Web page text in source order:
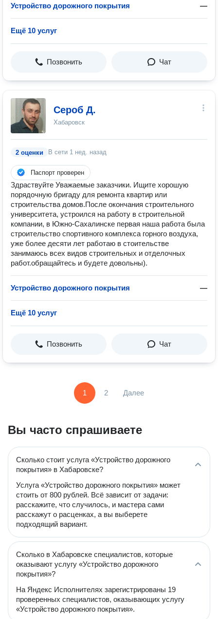
Устройство дорожного покрытия —
Ещё 10 услуг
Позвонить Чат
Сероб Д.
Хабаровск
2 оценки В сети 1 нед. назад
Паспорт проверен
Здраствуйте Уважаемые заказчики. Ищите хорошую
порядочную бригаду для ремонта квартир или
строительства домов.После окончания строительного
университета, устроился на работу в строительной
компании, в Южно-Сахалинске первая наша работа была
строительство спортивного комплекса горного воздуха,
уже более десяти лет работаю в стоительстве
занимаюсь всех видов строительных и отделочных
работ.обращайтесь и будете довольны).
Устройство дорожного покрытия —
Ещё 10 услуг
Позвонить Чат
1 2 Далее
Вы часто спрашиваете
Сколько стоит услуга «Устройство дорожного
покрытия» в Хабаровске?
Услуга «Устройство дорожного покрытия» может
стоить от 800 рублей. Всё зависит от задачи:
расскажите, что случилось, и мастера сами
расскажут о расценках, а вы выберете
подходящий вариант.
Сколько в Хабаровске специалистов, которые
оказывают услугу «Устройство дорожного
покрытия»?
На Яндекс Исполнителях зарегистрированы 19
проверенных специалистов, оказывающих услугу
«Устройство дорожного покрытия».